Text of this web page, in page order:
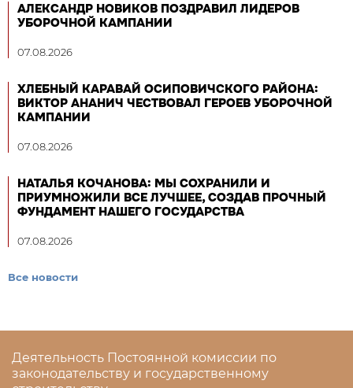
АЛЕКСАНДР НОВИКОВ ПОЗДРАВИЛ ЛИДЕРОВ
УБОРОЧНОЙ КАМПАНИИ
07.08.2026
ХЛЕБНЫЙ КАРАВАЙ ОСИПОВИЧСКОГО РАЙОНА:
ВИКТОР АНАНИЧ ЧЕСТВОВАЛ ГЕРОЕВ УБОРОЧНОЙ
КАМПАНИИ
07.08.2026
НАТАЛЬЯ КОЧАНОВА: МЫ СОХРАНИЛИ И
ПРИУМНОЖИЛИ ВСЕ ЛУЧШЕЕ, СОЗДАВ ПРОЧНЫЙ
ФУНДАМЕНТ НАШЕГО ГОСУДАРСТВА
07.08.2026
Все новости
Деятельность Постоянной комиссии по
законодательству и государственному